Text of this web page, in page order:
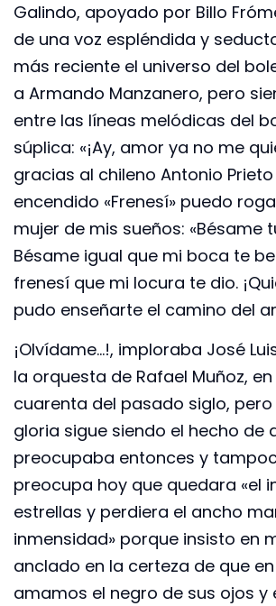
Galindo, apoyado por Billo
de una voz espléndida y
más reciente el universo del
a Armando Manzanero, pero
entre las líneas melódicas del
súplica: «¡Ay, amor ya no me
gracias al chileno Antonio Prieto
encendido «Frenesí» puedo
mujer de mis sueños: «Bésame
Bésame igual que mi boca te
frenesí que mi locura te dio.
pudo enseñarte el camino del
¡Olvídame…!, imploraba José
la orquesta de Rafael Muñoz,
cuarenta del pasado siglo,
gloria sigue siendo el hecho de
preocupaba entonces y
preocupa hoy que quedara «el
estrellas y perdiera el ancho
inmensidad» porque insisto en
anclado en la certeza de que
amamos el negro de sus ojos y